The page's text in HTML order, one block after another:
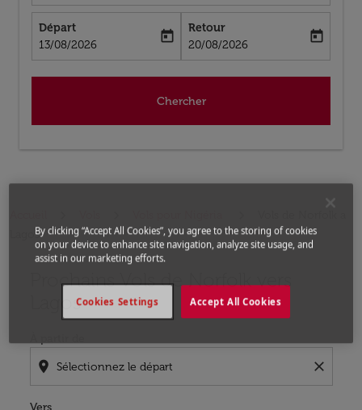
Départ
fc-booking-departure-date-aria-label
13/08/2026
today
Retour
fc-booking-return-date-aria-label
20/08/2026
today
Chercher
Lagos
Prochains Vols de Norfolk vers
Lagos
location_on close
Vers
By clicking “Accept All Cookies”, you agree to the storing of cookies
on your device to enhance site navigation, analyze site usage, and
assist in our marketing efforts.
Accept All Cookies
Cookies Settings